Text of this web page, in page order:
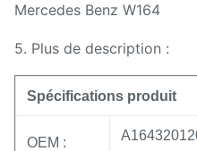
Mercedes Benz W164
5. Plus de description :
Spécifications produit
OEM :